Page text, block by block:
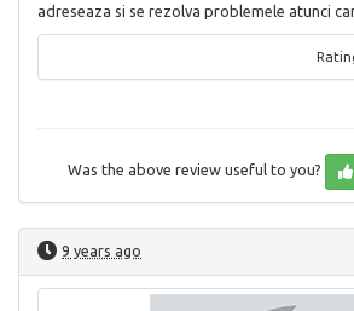
adreseaza si se rezolva problemele atunci
Was the above review useful to you?
9 years ago